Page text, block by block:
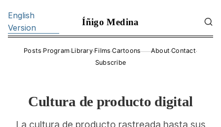
English
Version
Íñigo Medina
Posts·Program·Library·Films·Cartoons——About·Contact·
Subscribe
Cultura de producto digital
La cultura de producto rastreada hasta sus